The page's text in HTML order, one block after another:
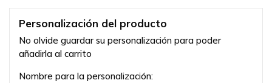
Personalización del producto
No olvide guardar su personalización para poder
añadirla al carrito
Nombre para la personalización: